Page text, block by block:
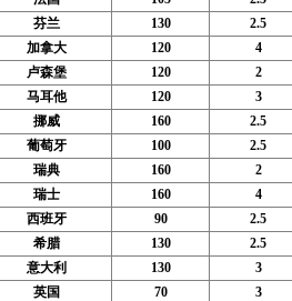
芬兰 130
2.5
加拿大 120
4
卢森堡 120
2
马耳他 120
3
挪威 160
2.5
葡萄牙 100
2.5
瑞典 160
2
瑞士 160
4
西班牙 90
2.5
希腊 130
2.5
意大利 130
3
英国 70 3